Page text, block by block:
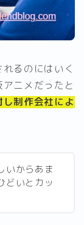
るのにはいく
ニメだったと
制作会社によ
いからあま
どいとカッ